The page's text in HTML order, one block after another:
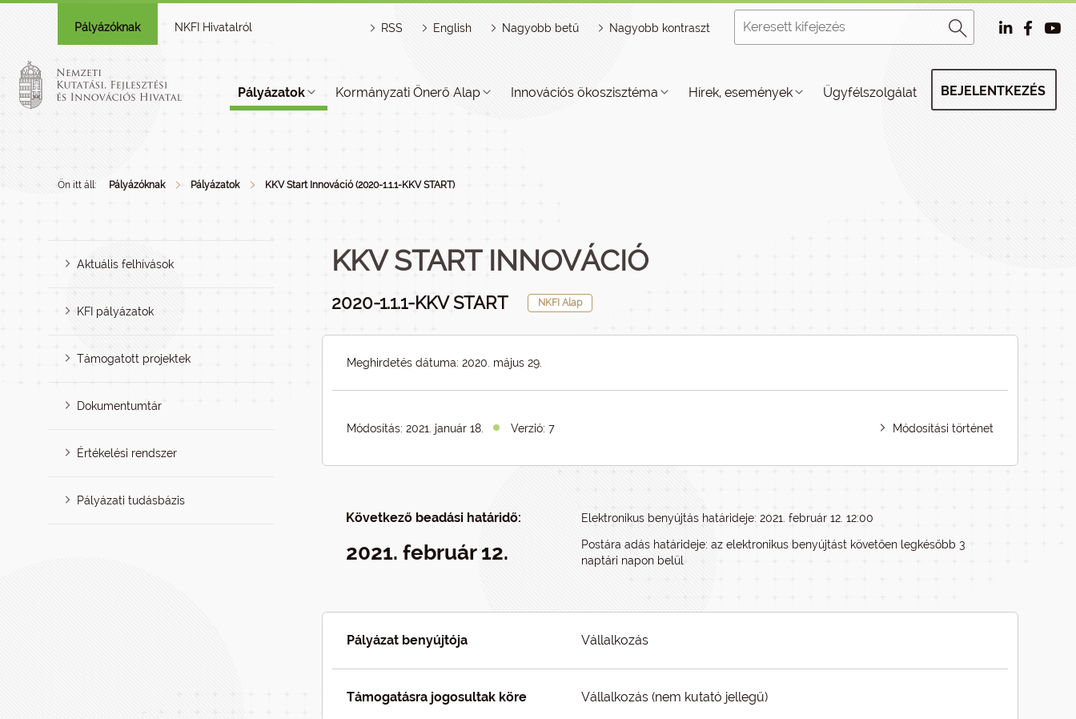
Pályázóknak NKFI Hivatalról RSS English Nagyobb betű Nagyobb kontraszt
Pályázatok Kormányzati Önerő Alap Innovációs ökoszisztéma Hírek, események Ügyfélszolgálat BEJELENTKEZÉS
Ön itt áll: Pályázóknak Pályázatok KKV Start Innováció (2020-1.1.1-KKV START)
Aktuális felhívások
KFI pályázatok
Támogatott projektek
Dokumentumtár
Értékelési rendszer
Pályázati tudásbázis
KKV START INNOVÁCIÓ
2020-1.1.1-KKV START NKFI Alap
Meghirdetés dátuma: 2020. május 29.
Módosítás: 2021. január 18. Verzió: 7 Módosítási történet
Következő beadási határidő: Elektronikus benyújtás határideje: 2021. február 12. 12:00
2021. február 12.
Postára adás határideje: az elektronikus benyújtást követően legkésőbb 3
naptári napon belül
Pályázat benyújtója Vállalkozás
Támogatásra jogosultak köre Vállalkozás (nem kutató jellegű)